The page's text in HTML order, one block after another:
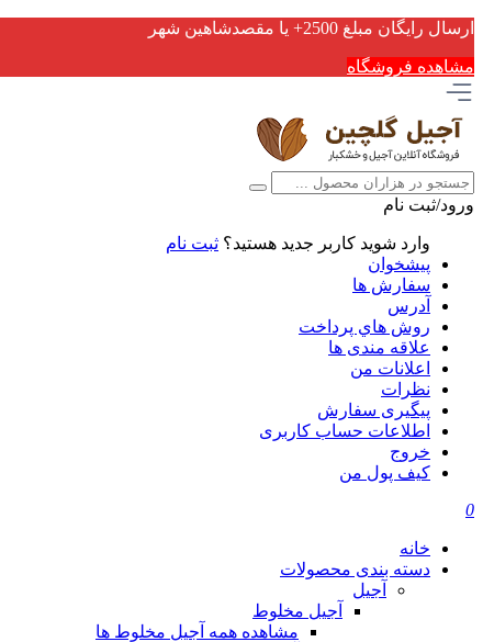
ارسال رایگان مبلغ 2500+ یا مقصدشاهین شهر
مشاهده فروشگاه
ورود/ثبت نام
وارد شوید کاربر جدید هستید؟ ثبت نام
پیشخوان
سفارش ها
آدرس
روش هاي پرداخت
علاقه مندی ها
اعلانات من
نظرات
پیگیری سفارش
اطلاعات حساب كاربری
خروج
کیف پول من
0
خانه
دسته بندی محصولات
آجیل
آجیل مخلوط
مشاهده همه آجیل مخلوط ها